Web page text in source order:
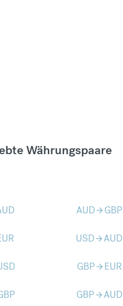
Währungspaare
AUDarrow_forward GBP
USDarrow_forwardAUD
GBParrow_forward EUR
GBParrow_forwardAUD